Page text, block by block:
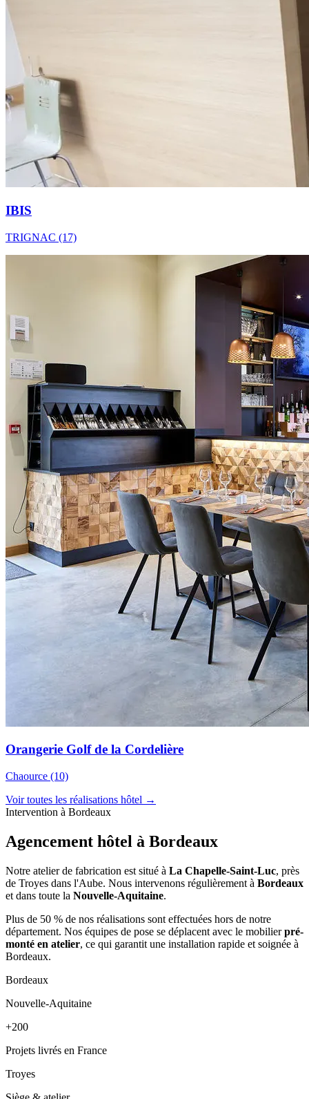
IBIS
TRIGNAC (17)
Orangerie Golf de la Cordelière
Chaource (10)
Voir toutes les réalisations hôtel →
Intervention à Bordeaux
Agencement hôtel à Bordeaux
Notre atelier de fabrication est situé à La Chapelle-Saint-Luc, près
de Troyes dans l'Aube. Nous intervenons régulièrement à Bordeaux
et dans toute la Nouvelle-Aquitaine.
Plus de 50 % de nos réalisations sont effectuées hors de notre
département. Nos équipes de pose se déplacent avec le mobilierpré-
monté en atelier, ce qui garantit une installation rapide et soignée à
Bordeaux.
Bordeaux
Nouvelle-Aquitaine
+200
Projets livrés en France
Troyes